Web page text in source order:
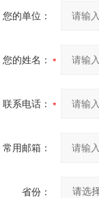
您的单位：
您的姓名：
联系电话：
常用邮箱：
省份：